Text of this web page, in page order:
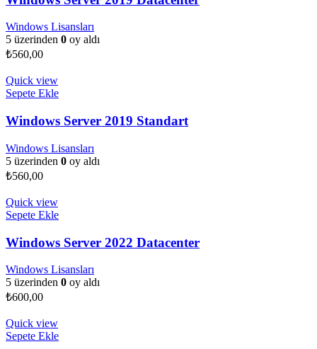
Windows Lisansları
5 üzerinden 0 oy aldı
₺560,00
Quick view
Sepete Ekle
Windows Server 2019 Standart
Windows Lisansları
5 üzerinden 0 oy aldı
₺560,00
Quick view
Sepete Ekle
Windows Server 2022 Datacenter
Windows Lisansları
5 üzerinden 0 oy aldı
₺600,00
Quick view
Sepete Ekle